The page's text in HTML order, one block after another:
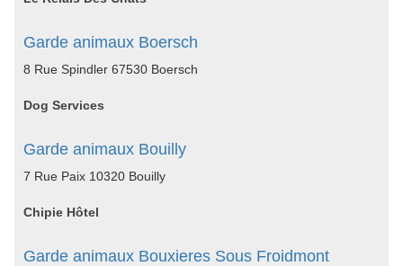
Garde animaux Boersch
8 Rue Spindler 67530 Boersch
Dog Services
Garde animaux Bouilly
7 Rue Paix 10320 Bouilly
Chipie Hôtel
Garde animaux Bouxieres Sous Froidmont